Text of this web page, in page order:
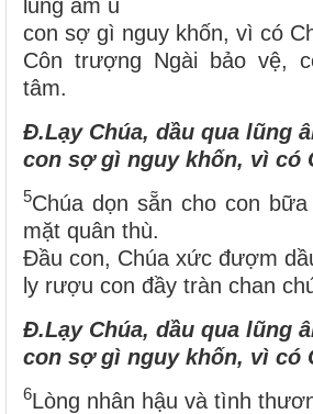
lũng âm u
con sợ gì nguy khốn, vì có
Côn trượng Ngài bảo vệ,
tâm.
Đ.Lạy Chúa, dầu qua lũng
con sợ gì nguy khốn, vì có
5Chúa dọn sẵn cho con
mặt quân thù.
Đầu con, Chúa xức đượm
ly rượu con đầy tràn chan
Đ.Lạy Chúa, dầu qua lũng
con sợ gì nguy khốn, vì có
6Lòng nhân hậu và tình